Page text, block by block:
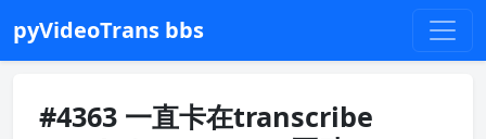
pyVideoTrans bbs
#4363 一直卡在transcribe